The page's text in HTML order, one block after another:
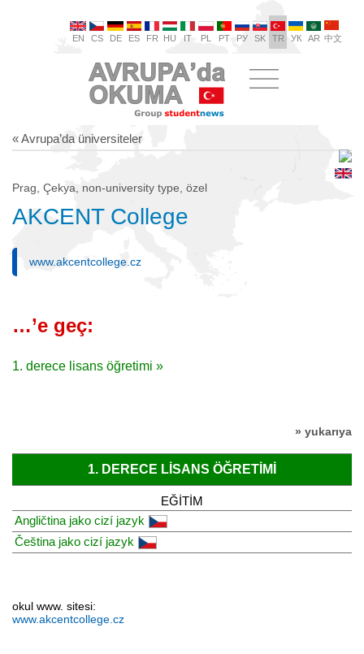
EN CS DE ES FR HU IT PL PT РУ SK TR УК AR 中文
« Avrupa’da üniversiteler
Prag, Çekya, non-university type, özel
AKCENT College
www.akcentcollege.cz
…’e geç:
1. derece lisans öğretimi »
» yukarıya
1. DERECE LISANS ÖĞRETIMI
EĞITIM
Angličtina jako cizí jazyk
Čeština jako cizí jazyk
okul www. sitesi:
www.akcentcollege.cz